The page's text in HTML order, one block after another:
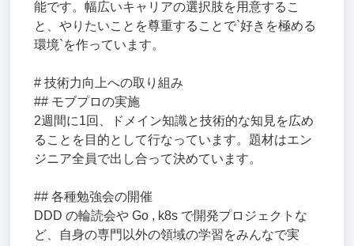
能です。幅広いキャリアの選択肢を用意するこ
と、やりたいことを尊重することで`好きを極める
環境`を作っています。
# 技術力向上への取り組み
## モブプロの実施
2週間に1回、ドメイン知識と技術的な知見を広め
ることを目的として行なっています。題材はエン
ジニア全員で出し合って決めています。
## 各種勉強会の開催
DDD の輪読会や Go , k8s で開発プロジェクトな
ど、自身の専門以外の領域の学習をみんなで実